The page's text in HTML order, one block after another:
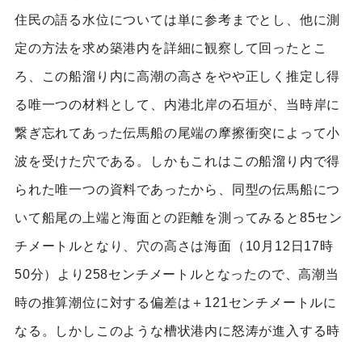
住民の語る水位については単に参考までとし、他に測
定の方法を求め築港内を詳細に観察して回ったとこ
ろ、この船溜り内に高潮の高さをやや正しく推定し得
る唯一つの材料として、内港北岸の石垣が、当時岸に
繋ぎ忘れてあった伝馬船の尾端の摩擦衝突によって小
波を受けた穴である。しかもこれはこの船溜り内で得
られた唯一つの資料であったから、同型の伝馬船につ
いて船尾の上端と海面との距離を測ってみると85セン
チメートルとなり、穴の高さは海面（10月12日17時
50分）より258センチメートルとなったので、高潮当
時の推算潮位に対する偏差は＋121センチメートルに
なる。しかしこのような槽状港内に怒涛が進入する時